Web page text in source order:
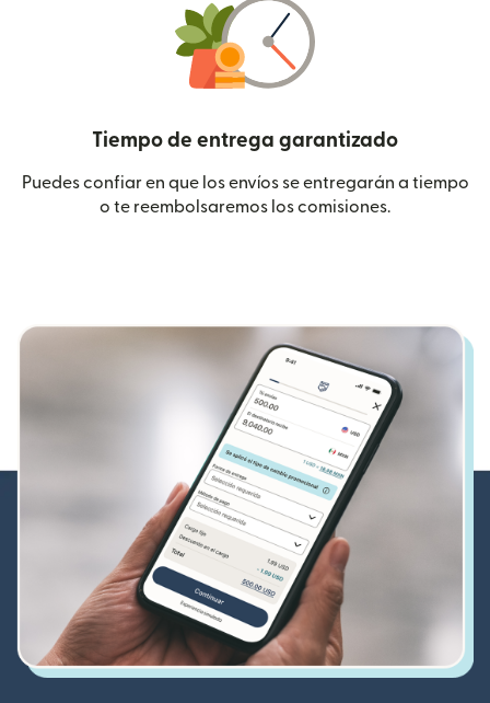
Tiempo de entrega garantizado
Puedes confiar en que los envíos se entregarán a tiempo
o te reembolsaremos los comisiones.